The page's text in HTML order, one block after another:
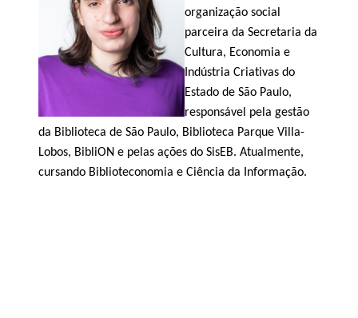
organização social
parceira da Secretaria da
Cultura, Economia e
Indústria Criativas do
Estado de São Paulo,
responsável pela gestão
da Biblioteca de São Paulo, Biblioteca Parque Villa-
Lobos, BibliON e pelas ações do SisEB. Atualmente,
cursando Biblioteconomia e Ciência da Informação.